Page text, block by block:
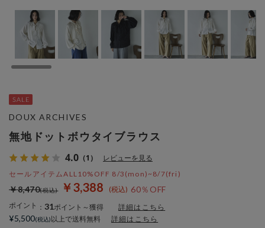
無地ドットボウタイブラウス
4.0 （1） レビューを見る
セールアイテムALL10%OFF 8/3(mon)~8/7(fri)
￥3,388 60％OFF
￥8,470
ポイント ： 31ポイント～獲得 詳細はこちら
DOUX ARCHIVES
¥5,500 以上で送料無料 詳細はこちら